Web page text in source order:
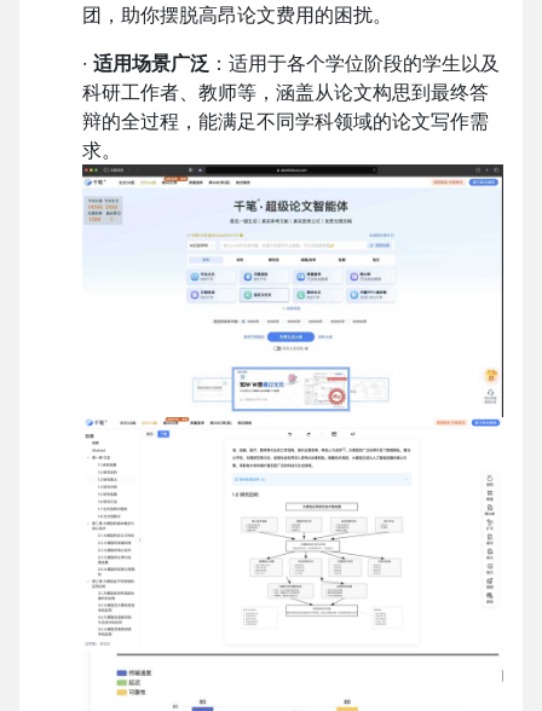
团，助你摆脱高昂论文费用的困扰。
· 适用场景广泛 ：适用于各个学位阶段的学生以及
科研工作者、教师等，涵盖从论文构思到最终答
辩的全过程，能满足不同学科领域的论文写作需
求。